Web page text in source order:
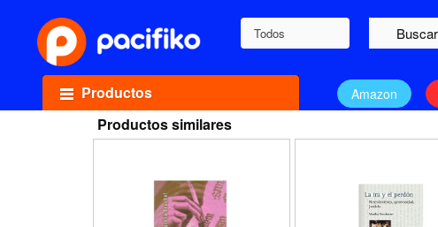
Todos
Productos Amazon
Productos similares